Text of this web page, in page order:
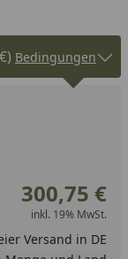
Bedingungen
eins erhöhen
300,75 €
inkl. 19% MwSt.
Versand in DE